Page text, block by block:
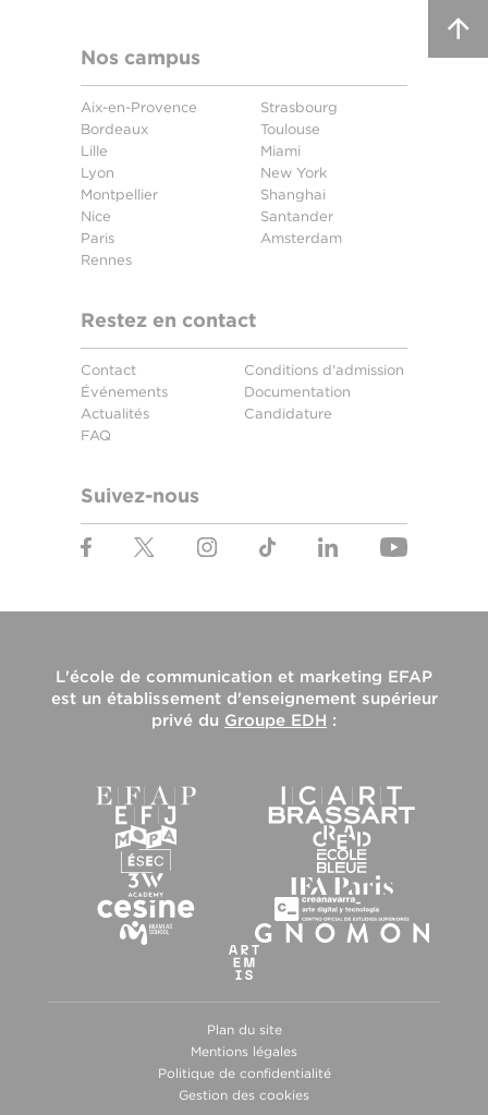
Nos campus
Aix-en-Provence
Bordeaux
Lille
Lyon
Montpellier
Nice
Paris
Rennes
Strasbourg
Toulouse
Miami
New York
Shanghai
Santander
Amsterdam
Restez en contact
Contact
Événements
Actualités
FAQ
Conditions d'admission
Documentation
Candidature
Suivez-nous
L'école de communication et marketing EFAP
est un établissement d'enseignement supérieur
privé du Groupe EDH :
Plan du site
Mentions légales
Politique de confidentialité
Gestion des cookies